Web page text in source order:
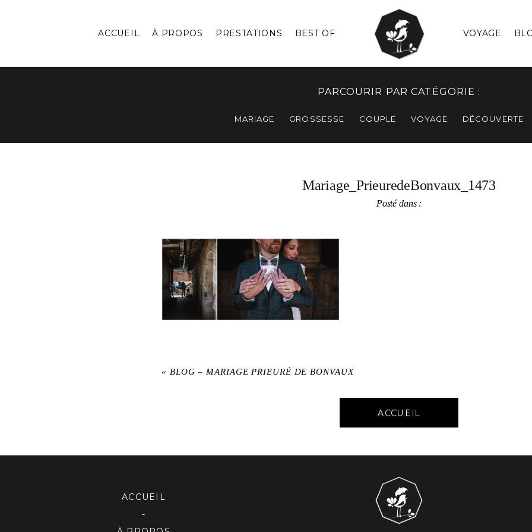
ACCUEIL À PROPOS PRESTATIONS BEST OF VOYAGE
PARCOURIR PAR CATÉGORIE :
MARIAGE GROSSESSE COUPLE VOYAGE DÉCOUVERTE
Mariage_PrieuredeBonvaux_1473
Posté dans :
« BLOG – MARIAGE PRIEURÉ DE BONVAUX
ACCUEIL
ACCUEIL
-